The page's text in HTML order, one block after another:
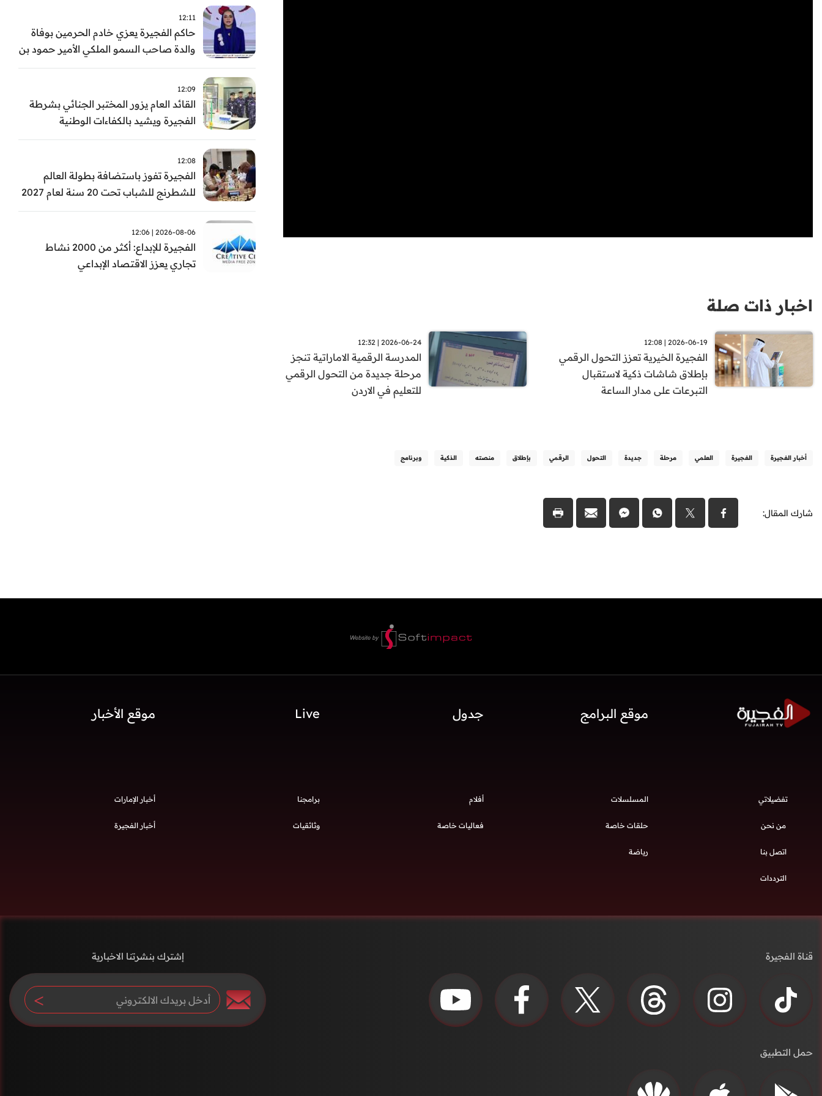
اخبار ذات صلة
2026-06-19 | 12:08
الفجيرة الخيرية تعزز التحول الرقمي
بإطلاق شاشات ذكية لاستقبال
التبرعات على مدار الساعة
2026-06-24 | 12:32
المدرسة الرقمية الاماراتية تنجز
مرحلة جديدة من التحول الرقمي
للتعليم في الاردن
أخبار الفجيرة الفجيرة العلمي مرحلة جديدة التحول الرقمي بإطلاق منصته الذكية وبرنامج
شارك المقال:
12:11
حاكم الفجيرة يعزي خادم الحرمين بوفاة
والدة صاحب السمو الملكي الأمير حمود بن
سعود بن عبد العزيز آل سعود
12:09
القائد العام يزور المختبر الجنائي بشرطة
الفجيرة ويشيد بالكفاءات الوطنية
والتقنيات الحديثة
12:08
الفجيرة تفوز باستضافة بطولة العالم
للشطرنج للشباب تحت 20 سنة لعام 2027
2026-08-06 | 12:06
الفجيرة للإبداع: أكثر من 2000 نشاط
تجاري يعزز الاقتصاد الإبداعي
موقع البرامج جدول Live موقع الأخبار
تفضيلاتي
من نحن
اتصل بنا
الترددات
المسلسلات أفلام برامجنا
حلقات خاصة فعاليات خاصة وثائقيات
رياضة
أخبار الإمارات
أخبار الفجيرة
قناة الفجيرة
حمل التطبيق
إشترك بنشرتنا الاخبارية